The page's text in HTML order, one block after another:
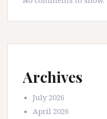
Archives
July 2026
April 2026